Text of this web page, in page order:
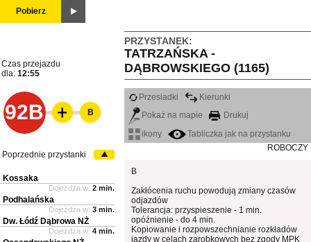
Pobierz
PRZYSTANEK:
TATRZAŃSKA -
DĄBROWSKIEGO (1165)
Czas przejazdu
dla: 12:55
92B
Przesiadki
Kierunki
Pokaż na mapie
Drukuj
ikony
Tabliczka jak na przystanku
ROBOCZY
B
Zakłócenia ruchu powodują zmiany czasów
odjazdów
Tolerancja: przyspieszenie - 1 min.
opóźnienie - do 4 min.
Kopiowanie i rozpowszechnianie rozkładów
jazdy w celach zarobkowych bez zgody MPK
B
Poprzednie przystanki
Kossaka
Dojeżdża w: 2 min.
Podhalańska
Dojeżdża w: 3 min.
Dw. Łódź Dąbrowa NŻ
Dojeżdża w: 4 min.